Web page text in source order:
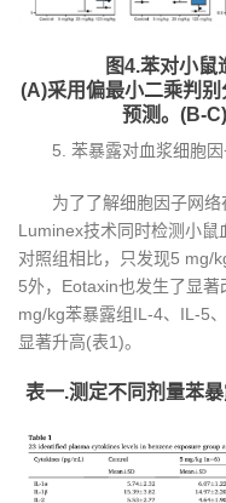
图4.苯对小鼠
(A)采用偏最小二乘判
预测。(B-
5. 苯暴露对血浆细胞
为了了解细胞因子网
Luminex技术同时检测小
对照组相比，只发现5 mg/
5外，Eotaxin也发生了显
mg/kg苯暴露组IL-4、IL-5
显著升高(表1)。
表一.测定不同剂量苯